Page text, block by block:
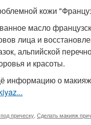
кожи
масло
лица и
альпийской
и красоты.
информацию о
прическу Сделать макияж